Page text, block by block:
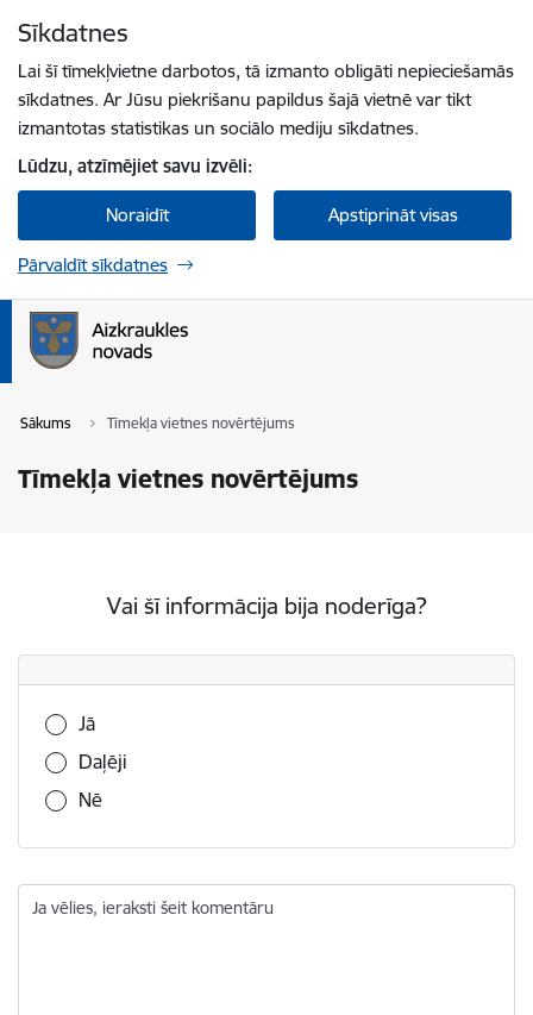
Sīkdatnes
Lai šī tīmekļvietne darbotos, tā izmanto obligāti nepieciešamās
sīkdatnes. Ar Jūsu piekrišanu papildus šajā vietnē var tikt
izmantotas statistikas un sociālo mediju sīkdatnes.
Lūdzu, atzīmējiet savu izvēli:
Noraidīt Apstiprināt visas
Pārvaldīt sīkdatnes
Sākums Tīmekļa vietnes novērtējums
Tīmekļa vietnes novērtējums
Vai šī informācija bija noderīga?
Vai šī informācija bija noderīga?
Jā
Daļēji
Nē
Ja vēlies, ieraksti šeit komentāru